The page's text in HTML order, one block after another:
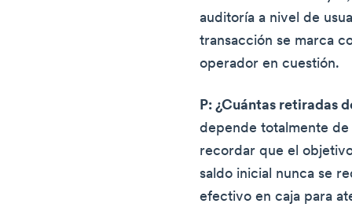
auditoría a nivel de
transacción se marca
operador en cuestión.
P: ¿Cuántas retiradas
depende totalmente
recordar que el
saldo inicial nunca se
efectivo en caja para